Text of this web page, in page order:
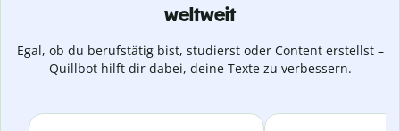
weltweit
Egal, ob du berufstätig bist, studierst oder Content erstellst –
Quillbot hilft dir dabei, deine Texte zu verbessern.